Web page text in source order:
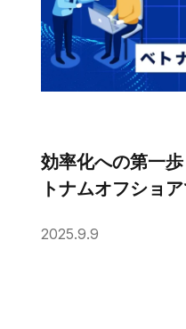
効率化への第一
トナムオフショ
2025.9.9